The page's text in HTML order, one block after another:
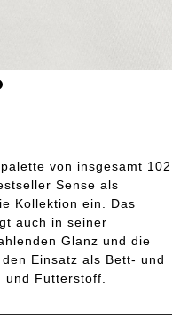
von insgesamt 102
Sense als
Kollektion ein. Das
auch in seiner
Glanz und die
Einsatz als Bett- und
und Futterstoff.